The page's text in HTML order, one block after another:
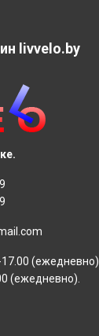
livvelo.by
17.00 (ежедневно).
(ежедневно).